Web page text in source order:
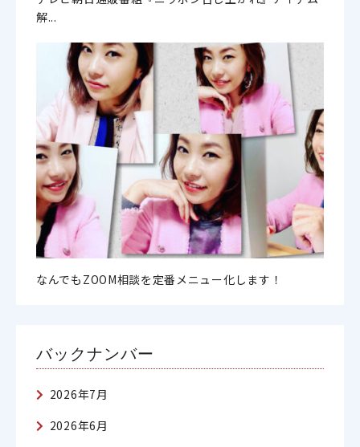
解...
なんでもZOOM相談を定番メニュー化します！
バックナンバー
2026年7月
2026年6月